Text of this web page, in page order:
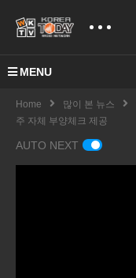
MENU
Home 많이 본 뉴스
주 자체 부양체크 제공
AUTO NEXT